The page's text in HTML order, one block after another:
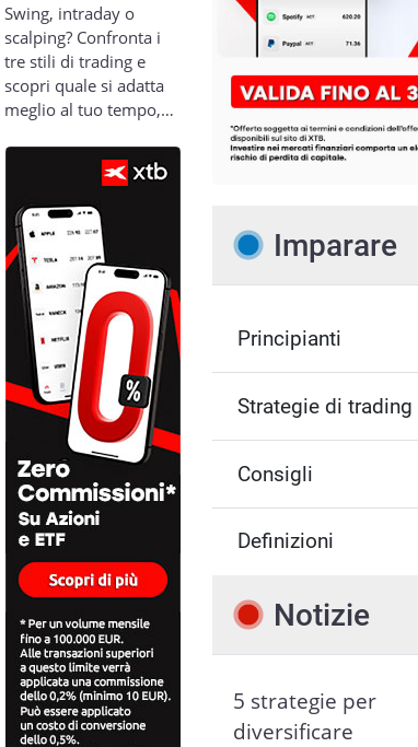
Swing, intraday o
scalping? Confronta i
tre stili di trading e
scopri quale si adatta
meglio al tuo tempo,…
Imparare
Principianti
Strategie di trading
Consigli
Definizioni
Notizie
5 strategie per
diversificare